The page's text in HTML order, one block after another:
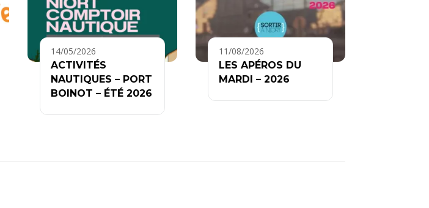
14/05/2026
ACTIVITÉS
NAUTIQUES – PORT
BOINOT – ÉTÉ 2026
11/08/2026
LES APÉROS DU
MARDI – 2026